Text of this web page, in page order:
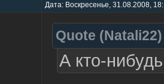
Дата: Воскресенье, 31.08.2008,
Quote (Natali22)
А кто-